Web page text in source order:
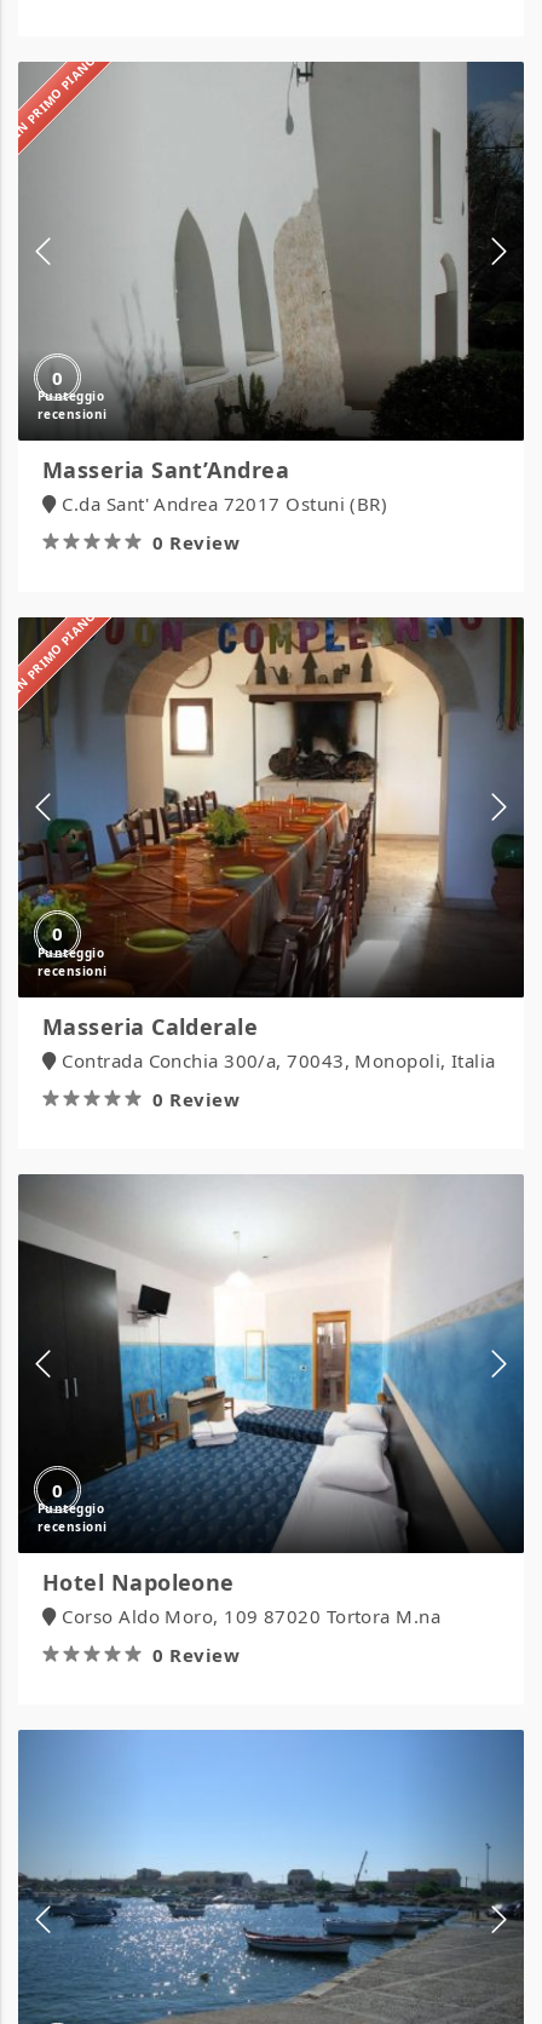
IN PRIMO PIANO
0
Masseria Sant’Andrea
C.da Sant' Andrea 72017 Ostuni (BR)
0 Review
IN PRIMO PIANO
0
Masseria
Calderale
Masseria Calderale
Contrada Conchia 300/a, 70043, Monopoli, Italia
0 Review
0
Hotel Napoleone
Corso Aldo Moro, 109 87020 Tortora M.na
0 Review